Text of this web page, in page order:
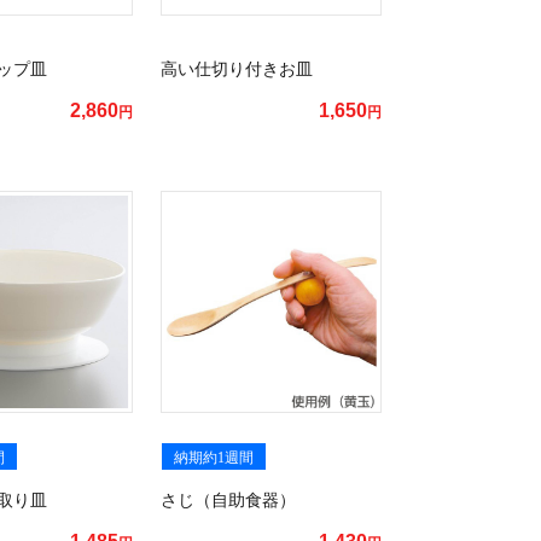
プ皿
2,860円
高い仕切り付きお皿
1,650円
り皿
納期約1週間
さじ（自助食器）